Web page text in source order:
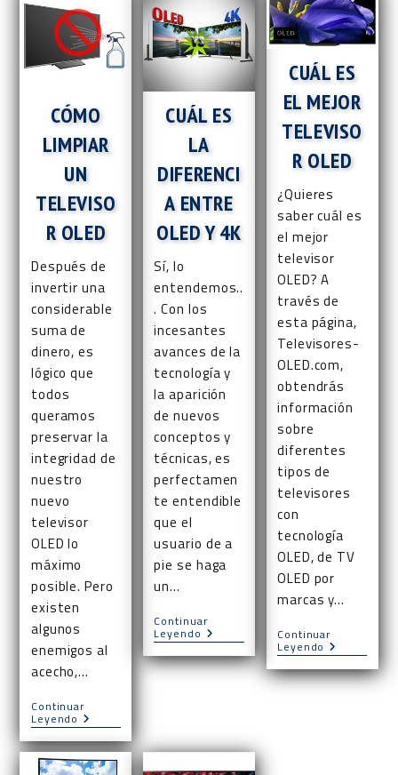
CÓMO
LIMPIAR
UN
TELEVISO
R OLED
Después de
invertir una
considerable
suma de
dinero, es
lógico que
todos
queramos
preservar la
integridad de
nuestro
nuevo
televisor
OLED lo
máximo
posible. Pero
existen
algunos
enemigos al
acecho,…
Continuar
Leyendo Cómo
Limpiar
Un
Televisor
CUÁL ES
LA
DIFERENCI
A ENTRE
OLED Y 4K
Sí, lo
entendemos..
. Con los
incesantes
avances de la
tecnología y
la aparición
de nuevos
conceptos y
técnicas, es
perfectamen
te entendible
que el
usuario de a
pie se haga
un…
Continuar
Leyendo Cuál
Es
La
Diferencia
CUÁL ES
EL MEJOR
TELEVISO
R OLED
¿Quieres
saber cuál es
el mejor
televisor
OLED? A
través de
esta página,
Televisores-
OLED.com,
obtendrás
información
sobre
diferentes
tipos de
televisores
con
tecnología
OLED, de TV
OLED por
marcas y…
Continuar
Leyendo Cuál
Es
El
Mejor